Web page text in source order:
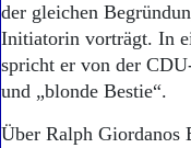
der gleichen
Initiatorin vorträgt. In
spricht er von der
und „blonde Bestie“.
Über Ralph Giordanos